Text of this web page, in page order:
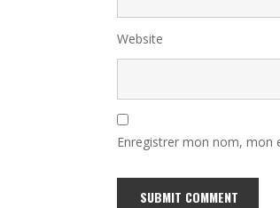
Website
Enregistrer mon nom, mon